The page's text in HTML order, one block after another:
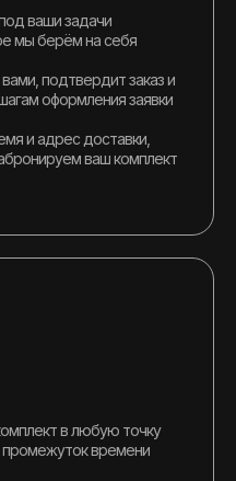
ваши задачи
мы берём на себя
подтвердит заказ и
оформления заявки
и адрес доставки,
ваш комплект
в любую точку
промежуток времени